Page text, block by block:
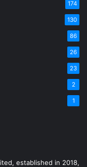
174
130
86
26
23
2
1
established in 2018,